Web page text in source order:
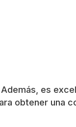
es
obtener una